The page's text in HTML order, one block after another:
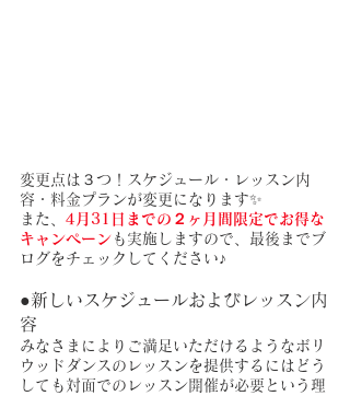
変更点は３つ！スケジュール・レッスン内
容・料金プランが変更になります✨
また、 4月31日までの２ヶ月間限定でお得な
キャンペーン も実施しますので、最後までブ
ログをチェックしてください♪
●新しいスケジュールおよびレッスン内
容
みなさまによりご満足いただけるようなボリ
ウッドダンスのレッスンを提供するにはどう
しても対面でのレッスン開催が必要という理